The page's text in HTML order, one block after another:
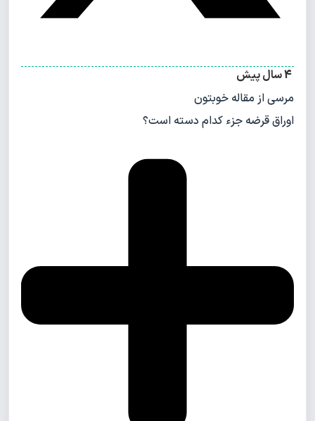
مرسی از مقاله خوبتون
اوراق قرضه جزء کدام دسته است؟